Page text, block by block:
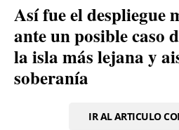
Así fue el
ante un posible caso
la isla más lejana y
soberanía
IR AL ARTICULO